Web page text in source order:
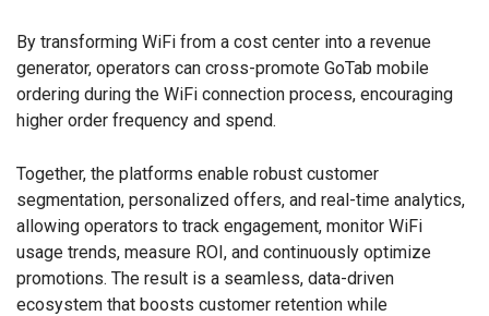
By transforming WiFi from a cost center into a revenue
generator, operators can cross-promote GoTab mobile
ordering during the WiFi connection process, encouraging
higher order frequency and spend.
Together, the platforms enable robust customer
segmentation, personalized offers, and real-time analytics,
allowing operators to track engagement, monitor WiFi
usage trends, measure ROI, and continuously optimize
promotions. The result is a seamless, data-driven
ecosystem that boosts customer retention while